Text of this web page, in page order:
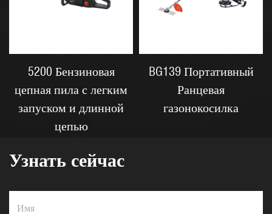
5200 Бензиновая
цепная пила с легким
запуском и длинной
цепью
BG139 Портативный
Ранцевая
газонокосилка
Узнать сейчас